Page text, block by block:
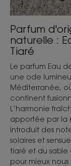
Parfum
naturelle :
Tiaré
Le parfum Eau
une ode
Méditerranée,
continent
L’harmonie
apportée par la
introduit des
solaires et
tiaré et du sable
pour mieux nous